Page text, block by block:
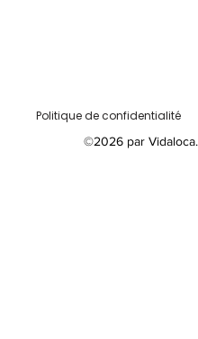
Politique de confidentialité
©2026par Vidaloca.